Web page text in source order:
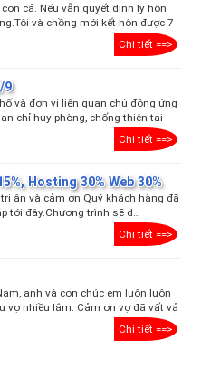
cả. Nếu vẫn quyết định ly hôn
và chồng mới kết hôn được 7
Chi tiết ==>
9
và đơn vị liên quan chủ động ứng
chỉ huy phòng, chống thiên tai
Chi tiết ==>
Hosting 30% Web 30%
ân và cảm ơn Quý khách hàng đã
tới đây.Chương trình sẽ d…
Chi tiết ==>
anh và con chúc em luôn luôn
vợ nhiều lắm. Cảm ơn vợ đã vất vả
Chi tiết ==>